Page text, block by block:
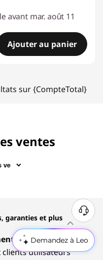
Demandez à Leo
avant mar. août 11
Ajouter au panier
sur {CompteTotal}
ventes
garanties et plus
: Lenovo.com vend
clients utilisateurs
B
e
s
o